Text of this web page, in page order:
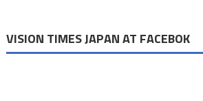
VISION TIMES JAPAN AT FACEBOK